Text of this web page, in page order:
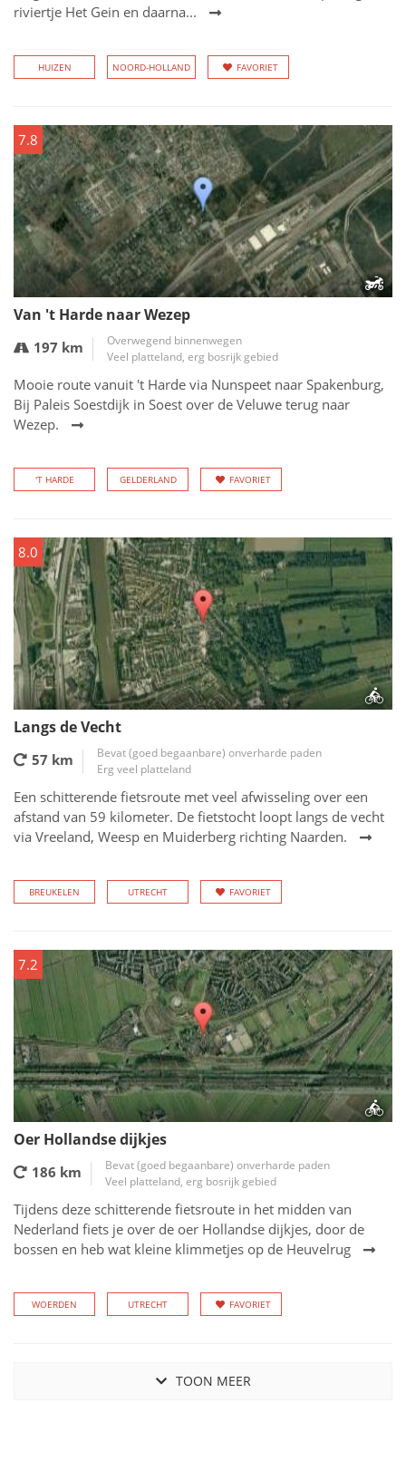
riviertje Het Gein en daarna...
HUIZEN NOORD-HOLLAND FAVORIET
7.8
Van 't Harde naar Wezep
197 km
Overwegend binnenwegen
Veel platteland, erg bosrijk gebied
Mooie route vanuit 't Harde via Nunspeet naar Spakenburg,
Bij Paleis Soestdijk in Soest over de Veluwe terug naar
Wezep.
'T HARDE GELDERLAND FAVORIET
8.0
Langs de Vecht
57 km
Bevat (goed begaanbare) onverharde paden
Erg veel platteland
Een schitterende fietsroute met veel afwisseling over een
afstand van 59 kilometer. De fietstocht loopt langs de vecht
via Vreeland, Weesp en Muiderberg richting Naarden.
BREUKELEN UTRECHT FAVORIET
7.2
Oer Hollandse dijkjes
186 km
Bevat (goed begaanbare) onverharde paden
Veel platteland, erg bosrijk gebied
Tijdens deze schitterende fietsroute in het midden van
Nederland fiets je over de oer Hollandse dijkjes, door de
bossen en heb wat kleine klimmetjes op de Heuvelrug
WOERDEN UTRECHT FAVORIET
TOON MEER